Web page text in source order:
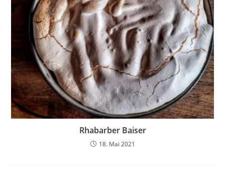
Rhabarber Baiser
18. Mai 2021